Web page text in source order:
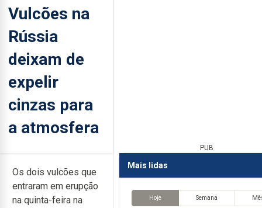
Vulcões na
Rússia
deixam de
expelir
cinzas para
a atmosfera
Os dois vulcões que
entraram em erupção
na quinta-feira na
PUB
Mais lidas
Hoje Semana